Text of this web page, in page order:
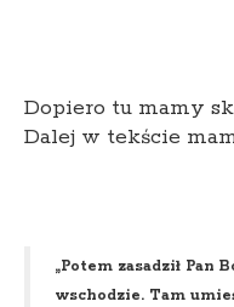
Dopiero tu mamy
Dalej w tekście
„Potem zasadził Pan
wschodzie. Tam